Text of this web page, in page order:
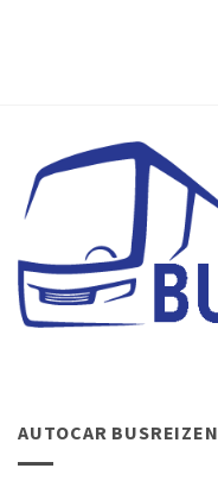
AUTOCAR BUSREIZEN